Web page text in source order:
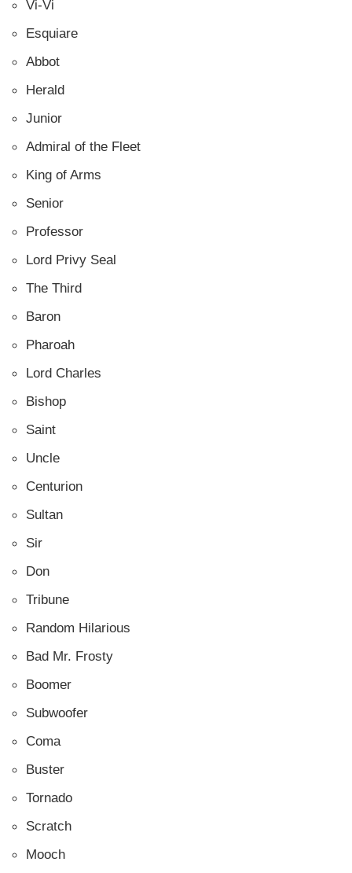
Vi-Vi
Esquiare
Abbot
Herald
Junior
Admiral of the Fleet
King of Arms
Senior
Professor
Lord Privy Seal
The Third
Baron
Pharoah
Lord Charles
Bishop
Saint
Uncle
Centurion
Sultan
Sir
Don
Tribune
Random Hilarious
Bad Mr. Frosty
Boomer
Subwoofer
Coma
Buster
Tornado
Scratch
Mooch